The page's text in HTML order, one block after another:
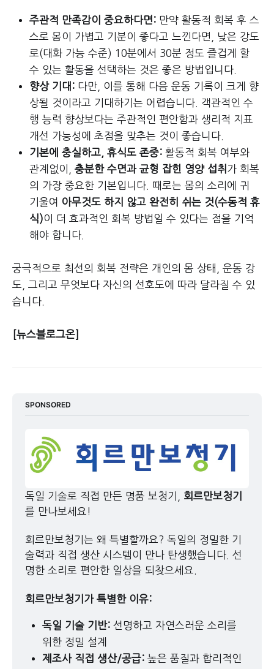
주관적 만족감이 중요하다면: 만약 활동적 회복 후 스
스로 몸이 가볍고 기분이 좋다고 느낀다면, 낮은 강도
로(대화 가능 수준) 10분에서 30분 정도 즐겁게 할
수 있는 활동을 선택하는 것은 좋은 방법입니다.
향상 기대: 다만, 이를 통해 다음 운동 기록이 크게 향
상될 것이라고 기대하기는 어렵습니다. 객관적인 수
행 능력 향상보다는 주관적인 편안함과 생리적 지표
개선 가능성에 초점을 맞추는 것이 좋습니다.
기본에 충실하고, 휴식도 존중: 활동적 회복 여부와
관계없이, 충분한 수면과 균형 잡힌 영양 섭취 가 회복
의 가장 중요한 기본입니다. 때로는 몸의 소리에 귀
기울여 아무것도 하지 않고 완전히 쉬는 것(수동적 휴
식)이 더 효과적인 회복 방법일 수 있다는 점을 기억
해야 합니다.
궁극적으로 최선의 회복 전략은 개인의 몸 상태, 운동 강
도, 그리고 무엇보다 자신의 선호도에 따라 달라질 수 있
습니다.
[뉴스블로그온]
SPONSORED
독일 기술로 직접 만든 명품 보청기, 회르만보청기
를 만나보세요!
회르만보청기는 왜 특별할까요? 독일의 정밀한 기
술력과 직접 생산 시스템이 만나 탄생했습니다. 선
명한 소리로 편안한 일상을 되찾으세요.
회르만보청기가 특별한 이유:
독일 기술 기반: 선명하고 자연스러운 소리를
위한 정밀 설계
제조사 직접 생산/공급: 높은 품질과 합리적인